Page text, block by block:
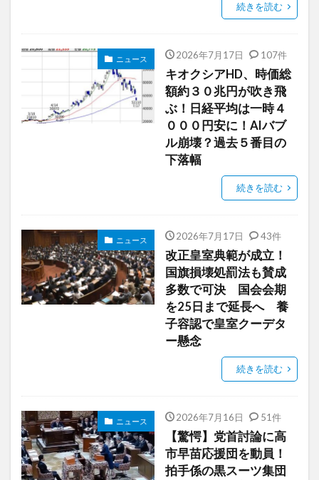
続きを読む
ニュース 2026年7月17日 107件
キオクシアHD、時価総
額約３０兆円が吹き飛
ぶ！日経平均は一時４
０００円安に！AIバブ
ル崩壊？過去５番目の
下落幅
続きを読む
ニュース 2026年7月17日 43件
改正皇室典範が成立！
国旗損壊処罰法も賛成
多数で可決 国会会期
を25日まで延長へ 養
子容認で皇室クーデタ
ー懸念
続きを読む
ニュース 2026年7月16日 51件
【驚愕】党首討論に高
市早苗応援団を動員！
拍手係の黒スーツ集団